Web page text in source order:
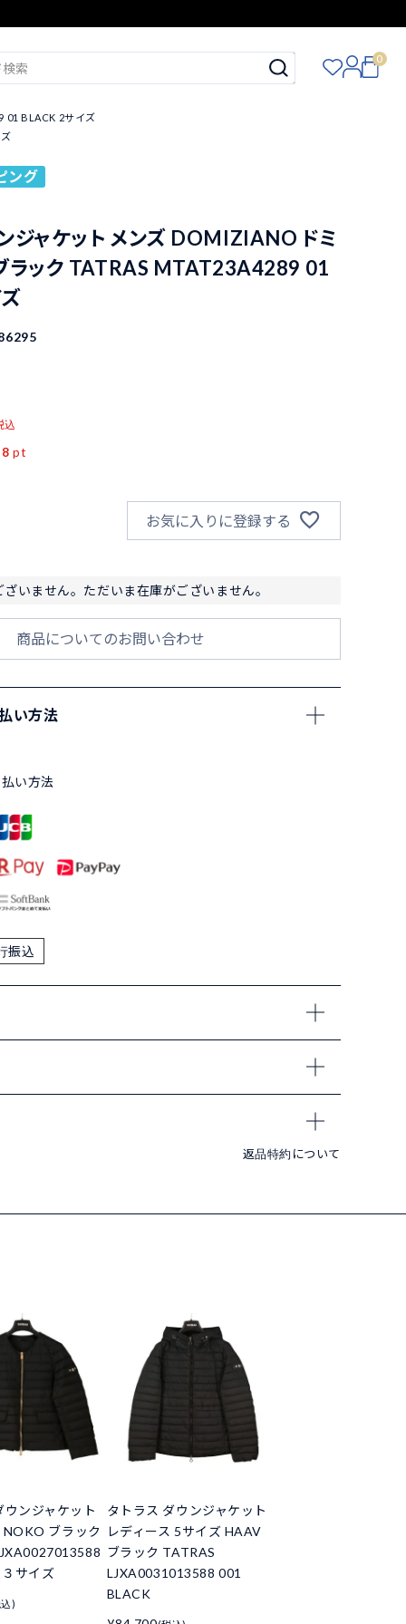
0
01 BLACK 2サイズ
ング
ジャケット メンズ DOMIZIANO ドミ
ラック TATRAS MTAT23A4289 01
込
pt
お気に入りに登録する
いません。ただいま在庫がございません。
商品についてのお問い合わせ
い方法
い方法
振込
返品特約について
ウンジャケット
NOKO ブラック
サイズ
)
タトラス ダウンジャケット
レディース 5サイズ HAAV
ブラック TATRAS
LJXA0031013588 001
BLACK